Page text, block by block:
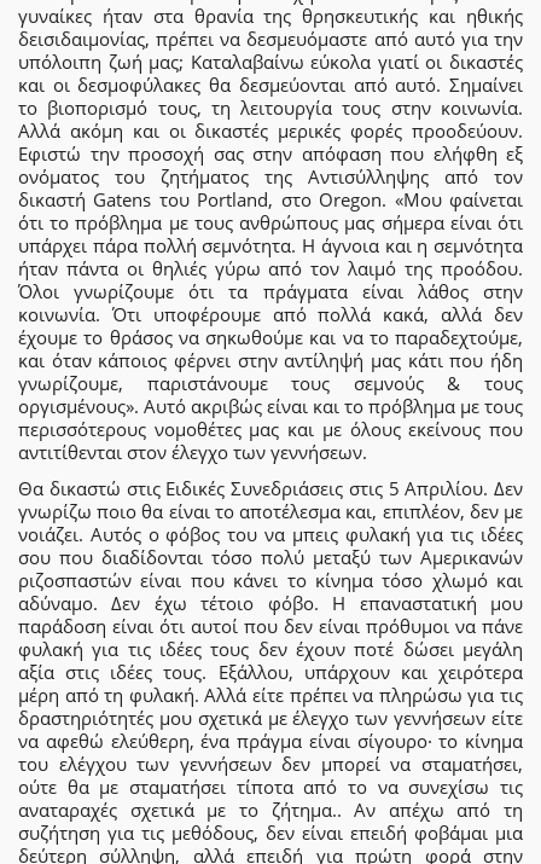
γυναίκες ήταν στα θρανία της θρησκευτικής και ηθικής
δεισιδαιμονίας, πρέπει να δεσμευόμαστε από αυτό για την
υπόλοιπη ζωή μας; Καταλαβαίνω εύκολα γιατί οι δικαστές
και οι δεσμοφύλακες θα δεσμεύονται από αυτό. Σημαίνει
το βιοπορισμό τους, τη λειτουργία τους στην κοινωνία.
Αλλά ακόμη και οι δικαστές μερικές φορές προοδεύουν.
Εφιστώ την προσοχή σας στην απόφαση που ελήφθη εξ
ονόματος του ζητήματος της Αντισύλληψης από τον
δικαστή Gatens του Portland, στο Oregon. «Μου φαίνεται
ότι το πρόβλημα με τους ανθρώπους μας σήμερα είναι ότι
υπάρχει πάρα πολλή σεμνότητα. Η άγνοια και η σεμνότητα
ήταν πάντα οι θηλιές γύρω από τον λαιμό της προόδου.
Όλοι γνωρίζουμε ότι τα πράγματα είναι λάθος στην
κοινωνία. Ότι υποφέρουμε από πολλά κακά, αλλά δεν
έχουμε το θράσος να σηκωθούμε και να το παραδεχτούμε,
και όταν κάποιος φέρνει στην αντίληψή μας κάτι που ήδη
γνωρίζουμε, παριστάνουμε τους σεμνούς & τους
οργισμένους». Αυτό ακριβώς είναι και το πρόβλημα με τους
περισσότερους νομοθέτες μας και με όλους εκείνους που
αντιτίθενται στον έλεγχο των γεννήσεων.
Θα δικαστώ στις Ειδικές Συνεδριάσεις στις 5 Απριλίου. Δεν
γνωρίζω ποιο θα είναι το αποτέλεσμα και, επιπλέον, δεν με
νοιάζει. Αυτός ο φόβος του να μπεις φυλακή για τις ιδέες
σου που διαδίδονται τόσο πολύ μεταξύ των Αμερικανών
ριζοσπαστών είναι που κάνει το κίνημα τόσο χλωμό και
αδύναμο. Δεν έχω τέτοιο φόβο. Η επαναστατική μου
παράδοση είναι ότι αυτοί που δεν είναι πρόθυμοι να πάνε
φυλακή για τις ιδέες τους δεν έχουν ποτέ δώσει μεγάλη
αξία στις ιδέες τους. Εξάλλου, υπάρχουν και χειρότερα
μέρη από τη φυλακή. Αλλά είτε πρέπει να πληρώσω για τις
δραστηριότητές μου σχετικά με έλεγχο των γεννήσεων είτε
να αφεθώ ελεύθερη, ένα πράγμα είναι σίγουρο⸱ το κίνημα
του ελέγχου των γεννήσεων δεν μπορεί να σταματήσει,
ούτε θα με σταματήσει τίποτα από το να συνεχίσω τις
αναταραχές σχετικά με το ζήτημα.. Αν απέχω από τη
συζήτηση για τις μεθόδους, δεν είναι επειδή φοβάμαι μια
δεύτερη σύλληψη, αλλά επειδή για πρώτη φορά στην